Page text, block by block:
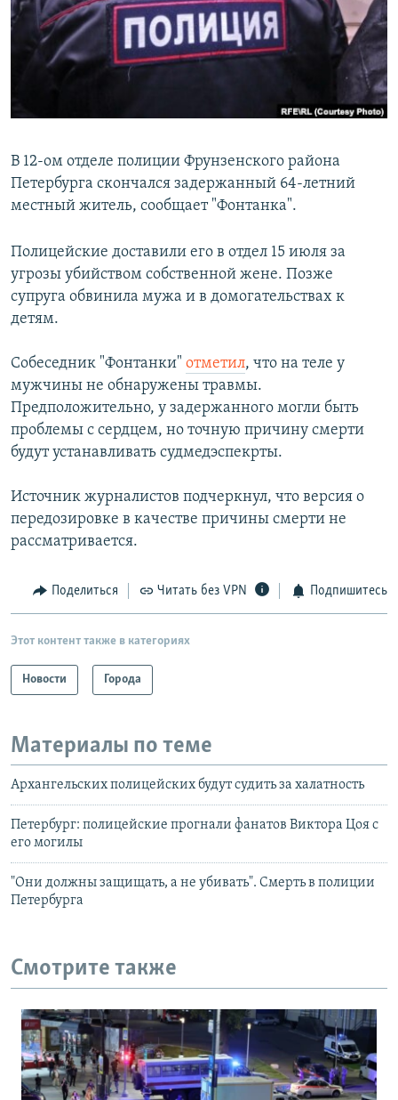
РАСПИСАНИЕ ВЕЩАНИЯ
ПОДПИШИТЕСЬ НА РАССЫЛКУ
Все сайты РСЕ/РС
В 12-ом отделе полиции Фрунзенского района
Петербурга скончался задержанный 64-летний
местный житель, сообщает "Фонтанка".
Полицейские доставили его в отдел 15 июля за
угрозы убийством собственной жене. Позже
супруга обвинила мужа и в домогательствах к
детям.
Собеседник "Фонтанки" отметил, что на теле у
мужчины не обнаружены травмы.
Предположительно, у задержанного могли быть
проблемы с сердцем, но точную причину смерти
будут устанавливать судмедэспекрты.
Источник журналистов подчеркнул, что версия о
передозировке в качестве причины смерти не
рассматривается.
Поделиться Читать без VPN Подпишитесь
Этот контент также в категориях
Новости Города
Материалы по теме
Архангельских полицейских будут судить за халатность
Петербург: полицейские прогнали фанатов Виктора Цоя с
его могилы
"Они должны защищать, а не убивать". Смерть в полиции
Петербурга
Смотрите также